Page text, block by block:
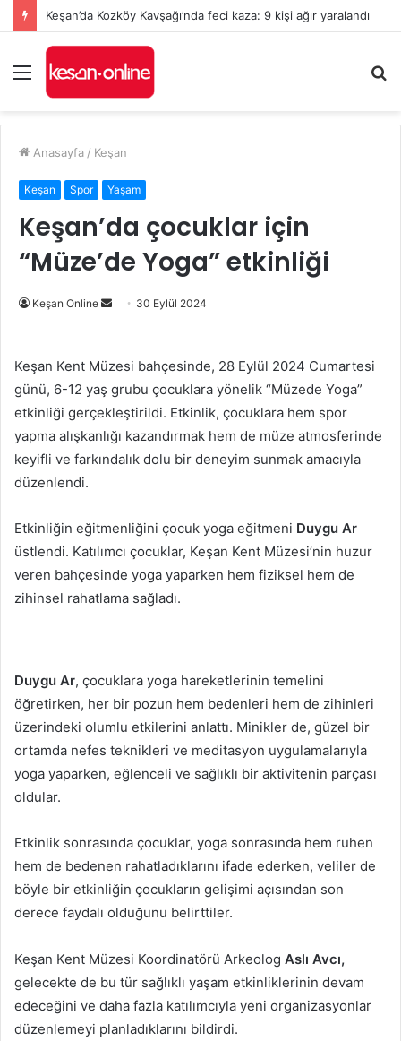
Keşan’da Kozköy Kavşağı’nda feci kaza: 9 kişi ağır yaralandı
Menü
...
Anasayfa / Keşan
Keşan Spor Yaşam
Keşan’da çocuklar için
“Müze’de Yoga” etkinliği
Keşan Online
Bir
göndermek
30 Eylül 2024
Keşan Kent Müzesi bahçesinde, 28 Eylül 2024 Cumartesi
günü, 6-12 yaş grubu çocuklara yönelik “Müzede Yoga”
etkinliği gerçekleştirildi. Etkinlik, çocuklara hem spor
yapma alışkanlığı kazandırmak hem de müze atmosferinde
keyifli ve farkındalık dolu bir deneyim sunmak amacıyla
düzenlendi.
Etkinliğin eğitmenliğini çocuk yoga eğitmeni Duygu Ar
üstlendi. Katılımcı çocuklar, Keşan Kent Müzesi’nin huzur
veren bahçesinde yoga yaparken hem fiziksel hem de
zihinsel rahatlama sağladı.
Duygu Ar, çocuklara yoga hareketlerinin temelini
öğretirken, her bir pozun hem bedenleri hem de zihinleri
üzerindeki olumlu etkilerini anlattı. Minikler de, güzel bir
ortamda nefes teknikleri ve meditasyon uygulamalarıyla
yoga yaparken, eğlenceli ve sağlıklı bir aktivitenin parçası
oldular.
Etkinlik sonrasında çocuklar, yoga sonrasında hem ruhen
hem de bedenen rahatladıklarını ifade ederken, veliler de
böyle bir etkinliğin çocukların gelişimi açısından son
derece faydalı olduğunu belirttiler.
Keşan Kent Müzesi Koordinatörü Arkeolog Aslı Avcı,
gelecekte de bu tür sağlıklı yaşam etkinliklerinin devam
edeceğini ve daha fazla katılımcıyla yeni organizasyonlar
düzenlemeyi planladıklarını bildirdi.